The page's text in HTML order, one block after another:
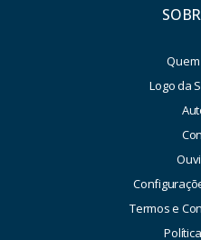
Logo da
Termos e